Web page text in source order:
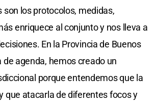
son los protocolos, medidas,
enriquece al conjunto y nos lleva a
En la Provincia de Buenos
agenda, hemos creado un
porque entendemos que la
que atacarla de diferentes focos y